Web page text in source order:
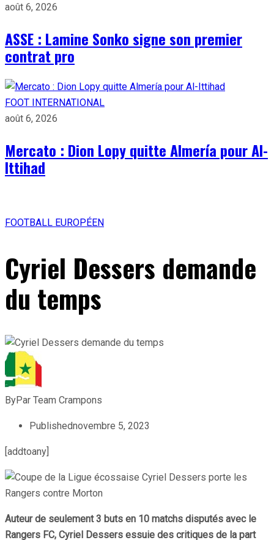
août 6, 2026
ASSE : Lamine Sonko signe son premier
contrat pro
FOOT INTERNATIONAL
août 6, 2026
Mercato : Dion Lopy quitte Almería pour Al-
Ittihad
FOOTBALL EUROPÉEN
Cyriel Dessers demande
du temps
ByPar Team Crampons
Publishednovembre 5, 2023
[addtoany]
Auteur de seulement 3 buts en 10 matchs disputés avec le
Rangers FC, Cyriel Dessers essuie des critiques de la part